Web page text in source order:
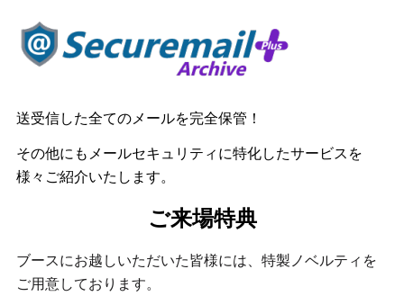
送受信した全てのメールを完全保管！
その他にもメールセキュリティに特化したサービスを
様々ご紹介いたします。
ご来場特典
ブースにお越しいただいた皆様には、特製ノベルティを
ご用意しております。